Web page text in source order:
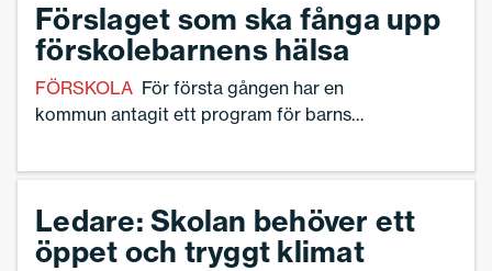
Förslaget som ska fånga upp
förskole­barnens hälsa
FÖRSKOLA För första gången har en
kommun antagit ett program för barns
Stockholms stad satsar politiken på
Ledare: Skolan behöver ett
öppet och tryggt klimat